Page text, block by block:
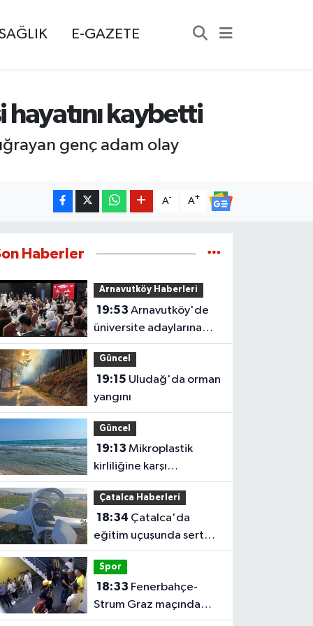
E-GAZETE
hayatını kaybetti
genç adam olay
A- A+
Haberler
Arnavutköy Haberleri
19:53
üniversite adaylarına
tercih desteği
Güncel
19:15
yangını
Güncel
19:13
kirliliğine karşı
mücadelenin startı
verildi
Çatalca Haberleri
18:34
eğitim uçuşunda sert
iniş yapan uçakta hasar
oluştu
Spor
18:33
Strum Graz maçında
biletleri karaborsadan